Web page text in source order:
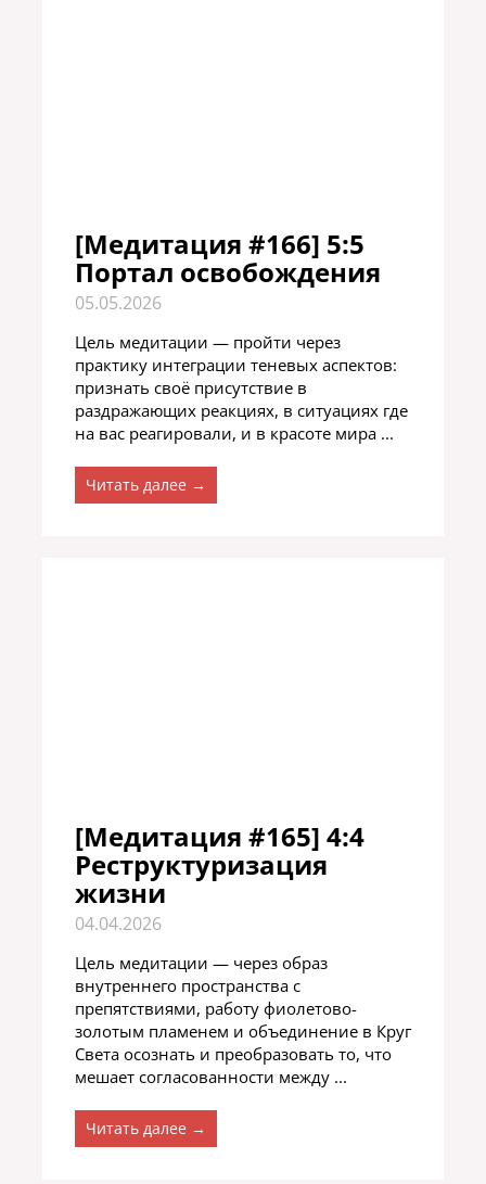
[Медитация #166] 5:5
Портал освобождения
05.05.2026
Цель медитации — пройти через
практику интеграции теневых аспектов:
признать своё присутствие в
раздражающих реакциях, в ситуациях где
на вас реагировали, и в красоте мира ...
Читать далее →
[Медитация #165] 4:4
Реструктуризация
жизни
04.04.2026
Цель медитации — через образ
внутреннего пространства с
препятствиями, работу фиолетово-
золотым пламенем и объединение в Круг
Света осознать и преобразовать то, что
мешает согласованности между ...
Читать далее →